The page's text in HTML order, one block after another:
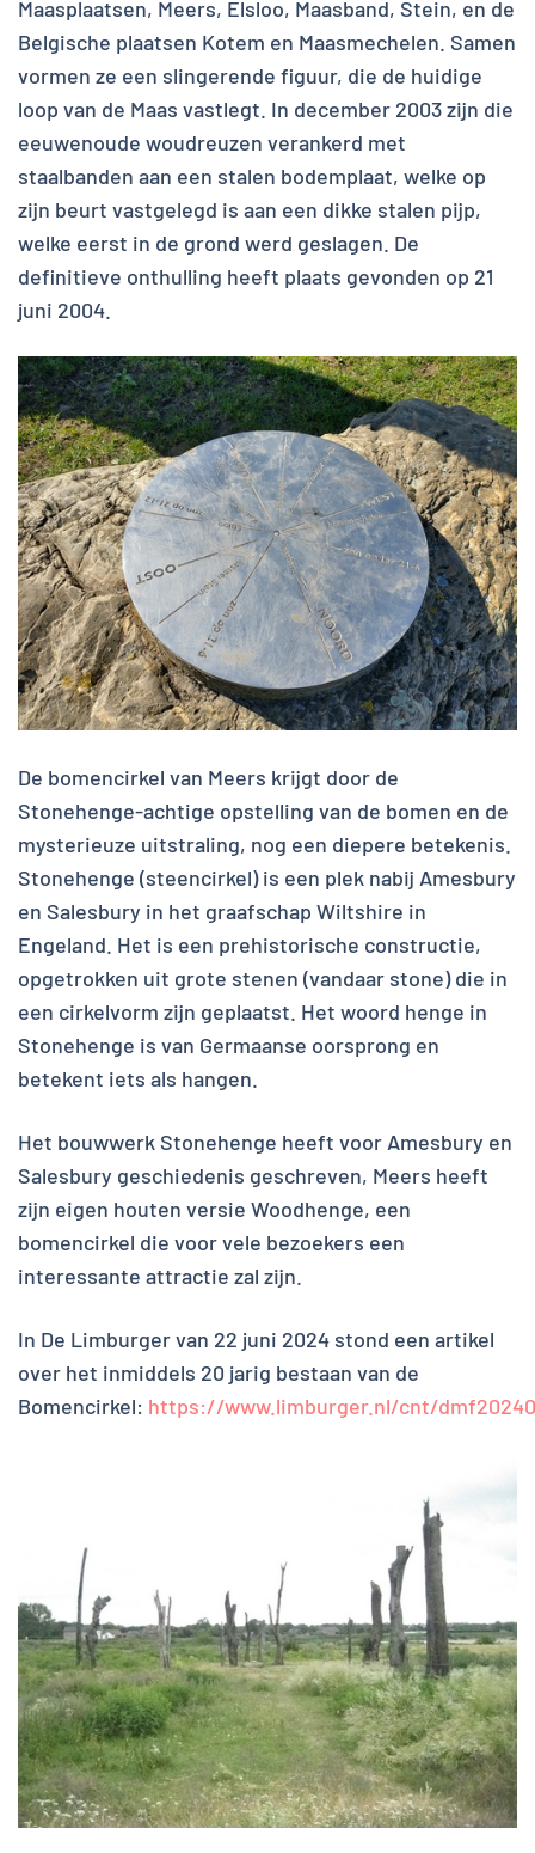
Maasplaatsen, Meers, Elsloo, Maasband, Stein, en de
Belgische plaatsen Kotem en Maasmechelen. Samen
vormen ze een slingerende figuur, die de huidige
loop van de Maas vastlegt. In december 2003 zijn die
eeuwenoude woudreuzen verankerd met
staalbanden aan een stalen bodemplaat, welke op
zijn beurt vastgelegd is aan een dikke stalen pijp,
welke eerst in de grond werd geslagen. De
definitieve onthulling heeft plaats gevonden op 21
juni 2004.
De bomencirkel van Meers krijgt door de
Stonehenge-achtige opstelling van de bomen en de
mysterieuze uitstraling, nog een diepere betekenis.
Stonehenge (steencirkel) is een plek nabij Amesbury
en Salesbury in het graafschap Wiltshire in
Engeland. Het is een prehistorische constructie,
opgetrokken uit grote stenen (vandaar stone) die in
een cirkelvorm zijn geplaatst. Het woord henge in
Stonehenge is van Germaanse oorsprong en
betekent iets als hangen.
Het bouwwerk Stonehenge heeft voor Amesbury en
Salesbury geschiedenis geschreven, Meers heeft
zijn eigen houten versie Woodhenge, een
bomencirkel die voor vele bezoekers een
interessante attractie zal zijn.
In De Limburger van 22 juni 2024 stond een artikel
over het inmiddels 20 jarig bestaan van de
Bomencirkel: https://www.limburger.nl/cnt/